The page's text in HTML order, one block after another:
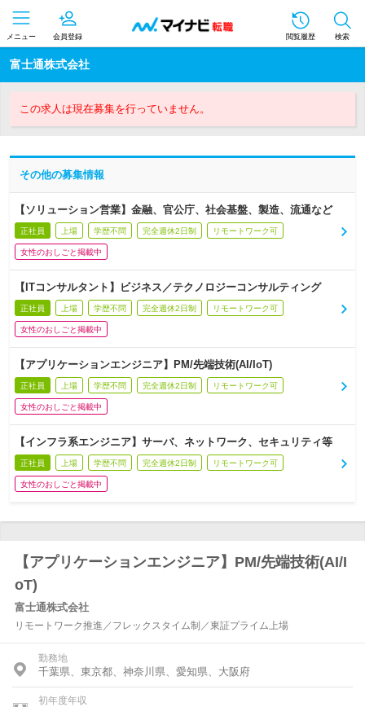
メニュー 会員登録 閲覧履歴 検索
富士通株式会社
この求人は現在募集を行っていません。
その他の募集情報
【ソリューション営業】金融、官公庁、社会基盤、製造、流通など
正社員 上場 学歴不問 完全週休2日制 リモートワーク可
女性のおしごと掲載中
【ITコンサルタント】ビジネス／テクノロジーコンサルティング
正社員 上場 学歴不問 完全週休2日制 リモートワーク可
女性のおしごと掲載中
【アプリケーションエンジニア】PM/先端技術(AI/IoT)
正社員 上場 学歴不問 完全週休2日制 リモートワーク可
女性のおしごと掲載中
【インフラ系エンジニア】サーバ、ネットワーク、セキュリティ等
正社員 上場 学歴不問 完全週休2日制 リモートワーク可
女性のおしごと掲載中
【アプリケーションエンジニア】PM/先端技術(AI/I
oT)
富士通株式会社
リモートワーク推進／フレックスタイム制／東証プライム上場
勤務地
千葉県、東京都、神奈川県、愛知県、大阪府
初年度年収